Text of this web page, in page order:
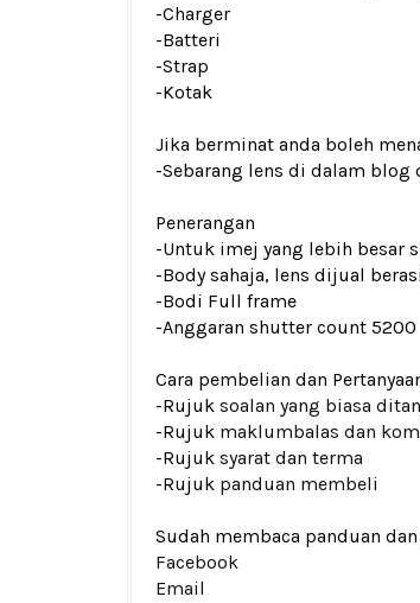
-Charger
-Batteri
-Strap
-Kotak
Jika berminat anda boleh
-Sebarang lens di dalam blog
Penerangan
-Untuk imej yang lebih besar
-Body sahaja, lens dijual
-Bodi Full frame
-Anggaran shutter count 5200
Cara pembelian dan
-Rujuk soalan yang biasa
-Rujuk maklumbalas dan
-Rujuk syarat dan terma
-Rujuk panduan membeli
Sudah membaca panduan
Facebook
Email